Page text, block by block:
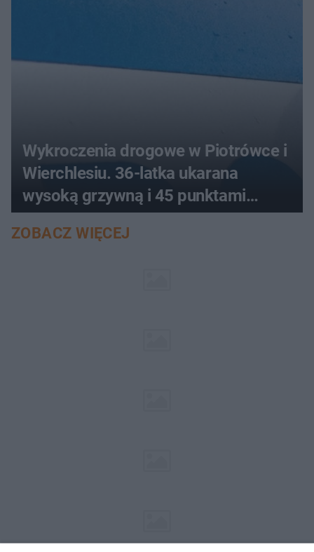
Wykroczenia drogowe w Piotrówce i
Wierchlesiu. 36-latka ukarana
wysoką grzywną i 45 punktami
karnymi
ZOBACZ WIĘCEJ